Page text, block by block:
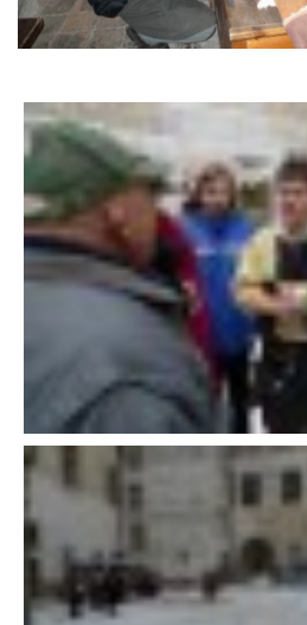
PODMÍNKY PŘEVZETÍ FRETKY.
O FRETCE
PÉČE O FRETKU
CHCI SI POŘÍDIT FRETKU
NEMOCI FRETEK